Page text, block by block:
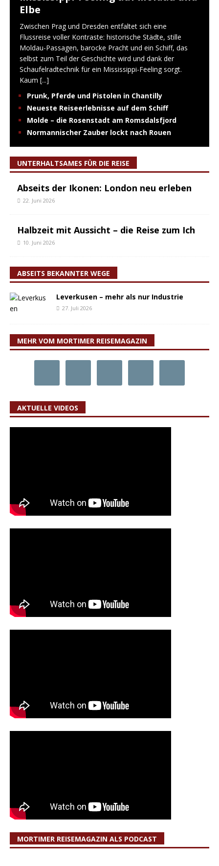
Elbe
Zwischen Prag und Dresden entfaltet sich eine
Flussreise voller Kontraste: historische Städte, stille
Moldau-Passagen, barocke Pracht und ein Schiff, das
selbst zum Teil der Geschichte wird und dank der
Schaufelradtechnik für ein Mississippi-Feeling sorgt.
Kaum [...]
Prunk, Pferde und Pistolen in Chantilly
Neueste Reiseerlebnisse auf dem Schiff
Molde – die Rosenstadt am Romsdalsfjord
Normannischer Zauber lockt nach Rouen
UNTERHALTSAMES FÜR DIE REISE
Abseits der Ikonen: London neu erleben
22. Juni 2026
Halbzeit mit Aussicht – die Reise zum Ich
10. Juni 2026
ABSEITS BEKANNTER WEGE
Leverkusen – mehr als nur Industrie
27. Juli 2026
MEHR VOM MORTIMER REISEMAGAZIN
AKTUELLE VIDEOS
MORTIMER REISEMAGAZIN ALS PODCAST